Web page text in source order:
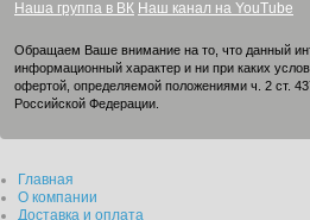
Наша группа в ВК Наш канал на YouTube
Обращаем Ваше внимание на то, что данный
информационный характер и ни при каких
офертой, определяемой положениями ч. 2 ст.
Российской Федерации.
Главная
О компании
Доставка и оплата